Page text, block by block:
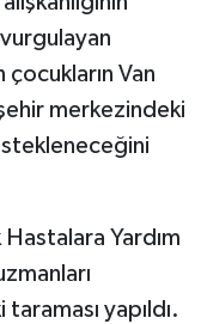
Van
merkezindeki
Hastalara Yardım
yapıldı.